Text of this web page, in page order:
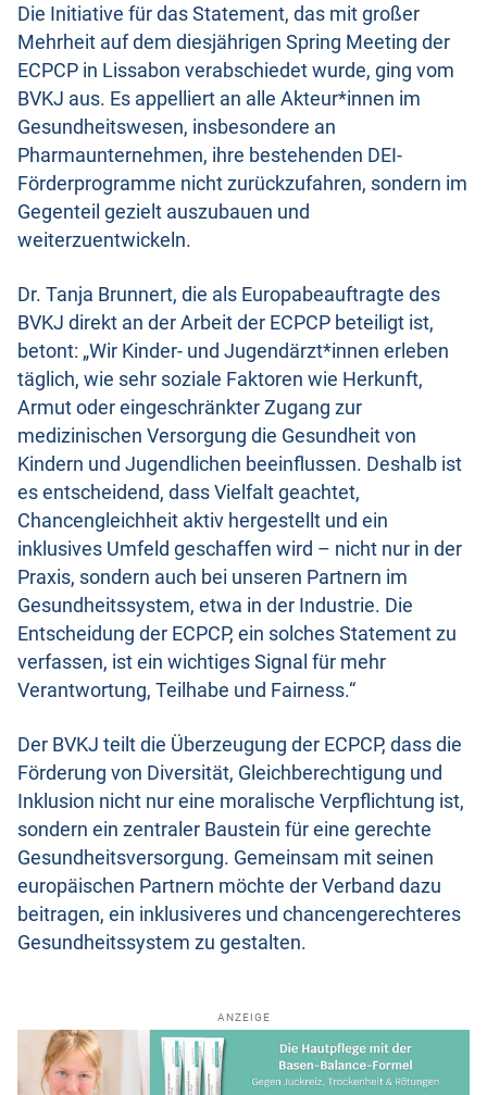
Die Initiative für das Statement, das mit großer
Mehrheit auf dem diesjährigen Spring Meeting der
ECPCP in Lissabon verabschiedet wurde, ging vom
BVKJ aus. Es appelliert an alle Akteur*innen im
Gesundheitswesen, insbesondere an
Pharmaunternehmen, ihre bestehenden DEI-
Förderprogramme nicht zurückzufahren, sondern im
Gegenteil gezielt auszubauen und
weiterzuentwickeln.
Dr. Tanja Brunnert, die als Europabeauftragte des
BVKJ direkt an der Arbeit der ECPCP beteiligt ist,
betont: „Wir Kinder- und Jugendärzt*innen erleben
täglich, wie sehr soziale Faktoren wie Herkunft,
Armut oder eingeschränkter Zugang zur
medizinischen Versorgung die Gesundheit von
Kindern und Jugendlichen beeinflussen. Deshalb ist
es entscheidend, dass Vielfalt geachtet,
Chancengleichheit aktiv hergestellt und ein
inklusives Umfeld geschaffen wird – nicht nur in der
Praxis, sondern auch bei unseren Partnern im
Gesundheitssystem, etwa in der Industrie. Die
Entscheidung der ECPCP, ein solches Statement zu
verfassen, ist ein wichtiges Signal für mehr
Verantwortung, Teilhabe und Fairness.“
Der BVKJ teilt die Überzeugung der ECPCP, dass die
Förderung von Diversität, Gleichberechtigung und
Inklusion nicht nur eine moralische Verpflichtung ist,
sondern ein zentraler Baustein für eine gerechte
Gesundheitsversorgung. Gemeinsam mit seinen
europäischen Partnern möchte der Verband dazu
beitragen, ein inklusiveres und chancengerechteres
Gesundheitssystem zu gestalten.
ANZEIGE